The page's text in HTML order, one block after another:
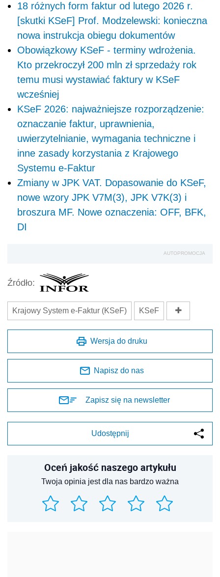
18 różnych form faktur od lutego 2026 r.
[skutki KSeF] Prof. Modzelewski: konieczna
nowa instrukcja obiegu dokumentów
Obowiązkowy KSeF - terminy wdrożenia.
Kto przekroczył 200 mln zł sprzedaży rok
temu musi wystawiać faktury w KSeF
wcześniej
KSeF 2026: najważniejsze rozporządzenie:
oznaczanie faktur, uprawnienia,
uwierzytelnianie, wymagania techniczne i
inne zasady korzystania z Krajowego
Systemu e-Faktur
Zmiany w JPK VAT. Dopasowanie do KSeF,
nowe wzory JPK V7M(3), JPK V7K(3) i
broszura MF. Nowe oznaczenia: OFF, BFK,
DI
AUTOPROMOCJA
Źródło:
Krajowy System e-Faktur (KSeF) KSeF
Wersja do druku
Napisz do nas
Zapisz się na newsletter
Udostępnij
Oceń jakość naszego artykułu
Twoja opinia jest dla nas bardzo ważna